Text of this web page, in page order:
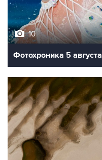
10
Фотохроника 5 августа